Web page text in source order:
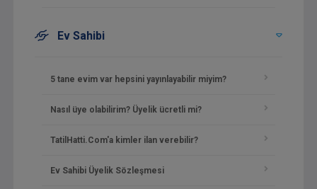
Ev Sahibi
5 tane evim var hepsini yayınlayabilir miyim?
Nasıl üye olabilirim? Üyelik ücretli mi?
TatilHatti.Com'a kimler ilan verebilir?
Ev Sahibi Üyelik Sözleşmesi